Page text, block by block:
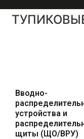
Вводно-
устройства и
щиты (ЩО/ВРУ)